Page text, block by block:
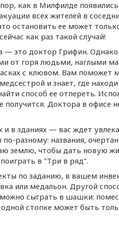
как в Милфилде
всех жителей в
остановить ее может
как раз такой случай!
— это доктор Грифин. Однако
от горя людьми, наглыми
с клювом. Вам поможет
и знает, где
способ ее отпереть.
Доктора в офисе
и в зданиях — вас ждет
по-разному: названия,
землю, чтобы дать новую
в "Три в ряд".
по заданию, в вашем
или медальон. Другой
сыграть в шашки:
стопке может быть